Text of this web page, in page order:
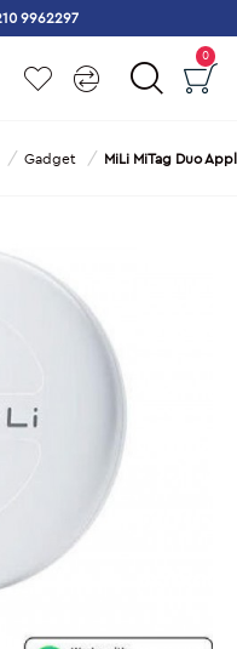
9962297
0
Gadget MiLi MiTag Duo